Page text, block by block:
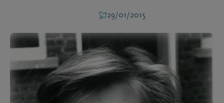
29/01/2015